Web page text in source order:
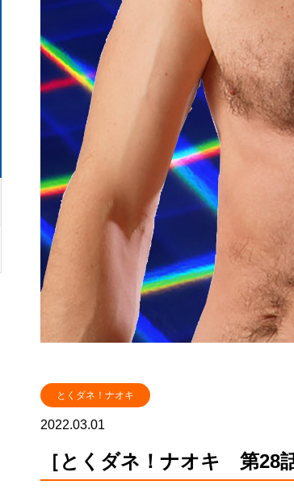
とくダネ！ナオキ
2022.03.01
［とくダネ！ナオキ 第28